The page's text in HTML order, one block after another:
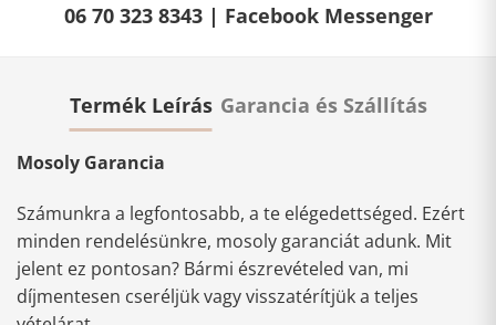
06 70 323 8343 | Facebook Messenger
Termék Leírás Garancia és Szállítás
Mosoly Garancia
Számunkra a legfontosabb, a te elégedettséged. Ezért
minden rendelésünkre, mosoly garanciát adunk. Mit
jelent ez pontosan? Bármi észrevételed van, mi
díjmentesen cseréljük vagy visszatérítjük a teljes